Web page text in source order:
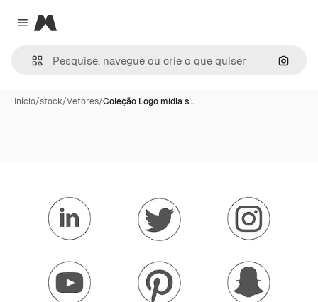
Close menu
Magnific
Início/stock/Vetores/Coleção Logo mídia s…